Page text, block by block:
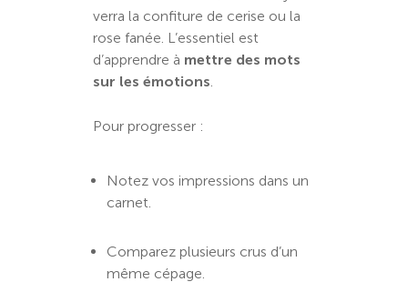
verra la confiture de cerise ou la
rose fanée. L’essentiel est
d’apprendre à mettre des mots
sur les émotions.
Pour progresser :
Notez vos impressions dans un
carnet.
Comparez plusieurs crus d’un
même cépage.